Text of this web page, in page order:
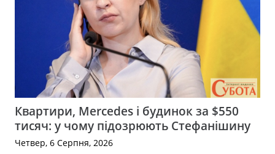
Квартири, Mercedes і будинок за $550
тисяч: у чому підозрюють Стефанішину
Четвер, 6 Серпня, 2026